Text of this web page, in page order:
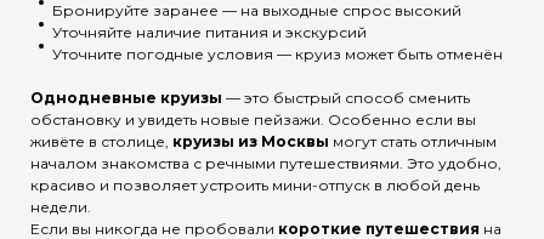
Бронируйте заранее — на выходные спрос высокий
Уточняйте наличие питания и экскурсий
Уточните погодные условия — круиз может быть отменён
Однодневные круизы — это быстрый способ сменить
обстановку и увидеть новые пейзажи. Особенно если вы
живёте в столице, круизы из Москвы могут стать отличным
началом знакомства с речными путешествиями. Это удобно,
красиво и позволяет устроить мини-отпуск в любой день
недели.
Если вы никогда не пробовали короткие путешествия на